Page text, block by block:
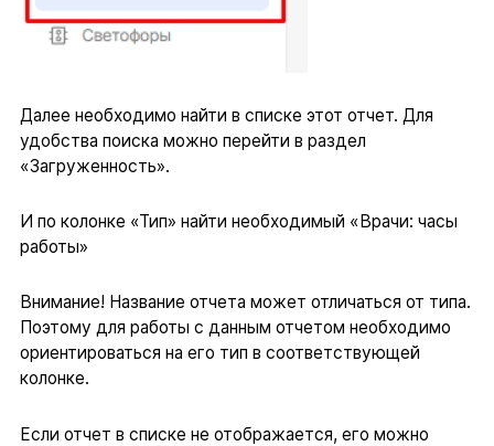
Далее необходимо найти в списке этот отчет. Для
удобства поиска можно перейти в раздел
«Загруженность».
И по колонке «Тип» найти необходимый «Врачи: часы
работы»
Внимание! Название отчета может отличаться от типа.
Поэтому для работы с данным отчетом необходимо
ориентироваться на его тип в соответствующей
колонке.
Если отчет в списке не отображается, его можно